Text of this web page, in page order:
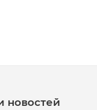
новостей